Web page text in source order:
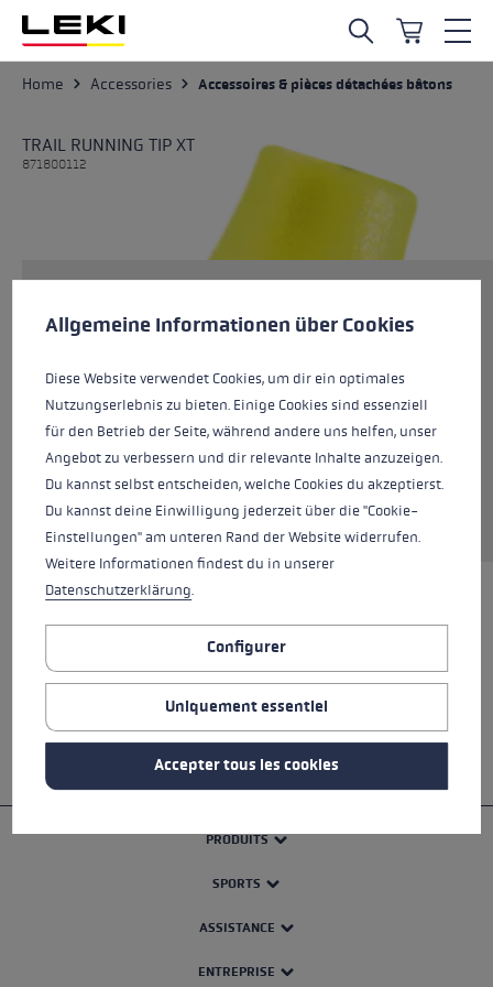
Skip to main content
Home Accessories Accessoires & pièces détachées bâtons
TRAIL RUNNING TIP XT
871800112
Couleurs neonyellow
Demander une pièce de rechange
TOUTES LES CARACTÉRISTIQUES
SAFETY INSTRUCTIONS
PRODUITS
SPORTS
ASSISTANCE
ENTREPRISE
Préférences en matière de cookies
This website uses cookies to give you the best possible experience.
Allgemeine Informationen über Cookies
Diese Website verwendet Cookies, um dir ein optimales
Nutzungserlebnis zu bieten. Einige Cookies sind essenziell
für den Betrieb der Seite, während andere uns helfen, unser
Angebot zu verbessern und dir relevante Inhalte anzuzeigen.
Du kannst selbst entscheiden, welche Cookies du akzeptierst.
Du kannst deine Einwilligung jederzeit über die "Cookie-
Einstellungen" am unteren Rand der Website widerrufen.
Weitere Informationen findest du in unserer
Datenschutzerklärung.
Configurer
Uniquement essentiel
Accepter tous les cookies